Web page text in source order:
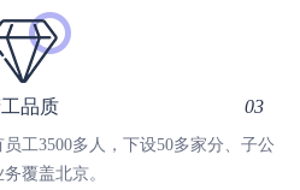
品质 03
工3500多人，下设50多家分、子公
覆盖北京。